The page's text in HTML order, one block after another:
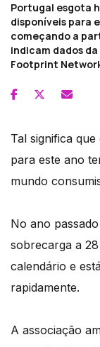
Portugal esgota
disponíveis para
começando a
indicam dados
Footprint
Tal significa
para este ano
mundo
No ano
sobrecarga a
calendário e
rapidamente.
A associação